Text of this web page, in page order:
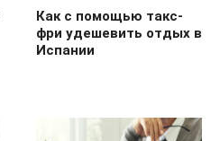
Как с помощью такс-
фри удешевить отдых в
Испании